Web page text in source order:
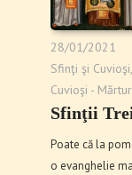
28/01/2021
Sfinţi şi Cuvioşi,
Cuvioşi -
Sfinţii
Poate că la
o evanghelie